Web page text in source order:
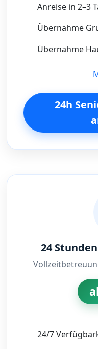
Anreise in 2–3
Übernahme
Übernahme
24h
24
24/7